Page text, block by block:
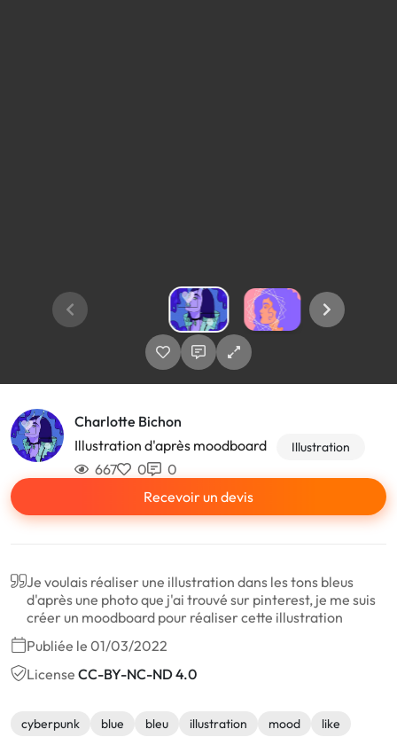
Charlotte Bichon
Illustration d'après moodboard
Illustration
667 0
0
Recevoir un devis
Je voulais réaliser une illustration dans les tons bleus
d'après une photo que j'ai trouvé sur pinterest, je me suis
créer un moodboard pour réaliser cette illustration
Publiée le 01/03/2022
License CC-BY-NC-ND 4.0
cyberpunk blue bleu illustration mood like